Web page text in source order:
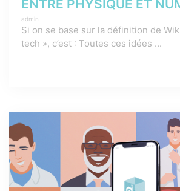
ENTRE PHYSIQUE ET
admin
Si on se base sur la définition de
tech », c’est : Toutes ces idées ...